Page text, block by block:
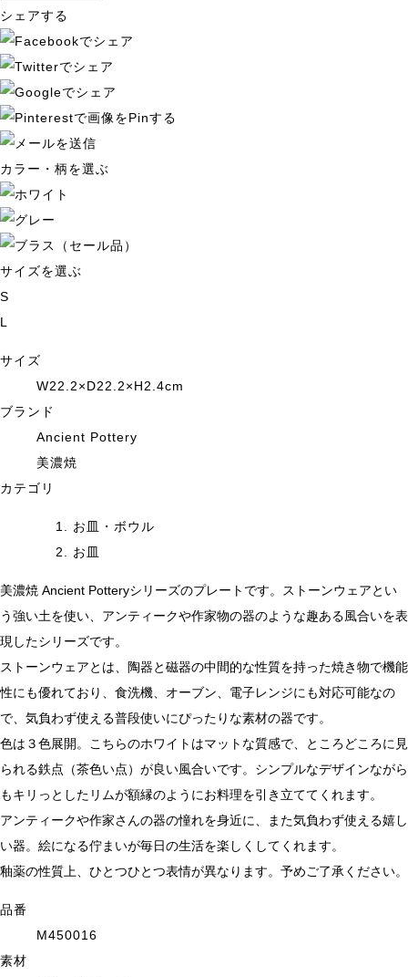
シェアする
カラー・柄を選ぶ
サイズを選ぶ
S
L
サイズ
W22.2×D22.2×H2.4cm
ブランド
Ancient Pottery
美濃焼
カテゴリ
お皿・ボウル
お皿
美濃焼 Ancient Potteryシリーズのプレートです。ストーンウェアとい
う強い土を使い、アンティークや作家物の器のような趣ある風合いを表
現したシリーズです。
ストーンウェアとは、陶器と磁器の中間的な性質を持った焼き物で機能
性にも優れており、食洗機、オーブン、電子レンジにも対応可能なの
で、気負わず使える普段使いにぴったりな素材の器です。
色は３色展開。こちらのホワイトはマットな質感で、ところどころに見
られる鉄点（茶色い点）が良い風合いです。シンプルなデザインながら
もキリっとしたリムが額縁のようにお料理を引き立ててくれます。
アンティークや作家さんの器の憧れを身近に、また気負わず使える嬉し
い器。絵になる佇まいが毎日の生活を楽しくしてくれます。
釉薬の性質上、ひとつひとつ表情が異なります。予めご了承ください。
品番
M450016
素材